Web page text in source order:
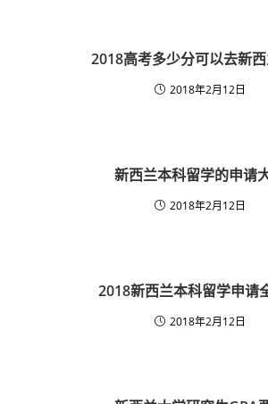
2018高考多少分可以去新
2018年2月12日
新西兰本科留学的申请
2018年2月12日
2018新西兰本科留学申请
2018年2月12日